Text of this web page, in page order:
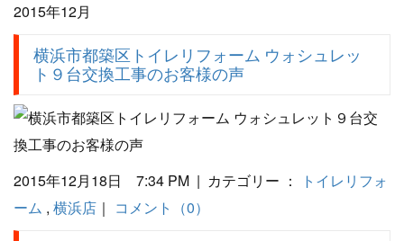
2015年12月
横浜市都築区トイレリフォーム ウォシュレッ
ト９台交換工事のお客様の声
2015年12月18日 7:34 PM | カテゴリー ：
トイレリフォ
ーム , 横浜店 ｜ コメント（0）